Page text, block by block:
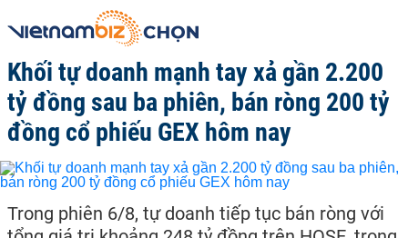
Khối tự doanh mạnh tay xả gần 2.200
tỷ đồng sau ba phiên, bán ròng 200 tỷ
đồng cổ phiếu GEX hôm nay
Trong phiên 6/8, tự doanh tiếp tục bán ròng với